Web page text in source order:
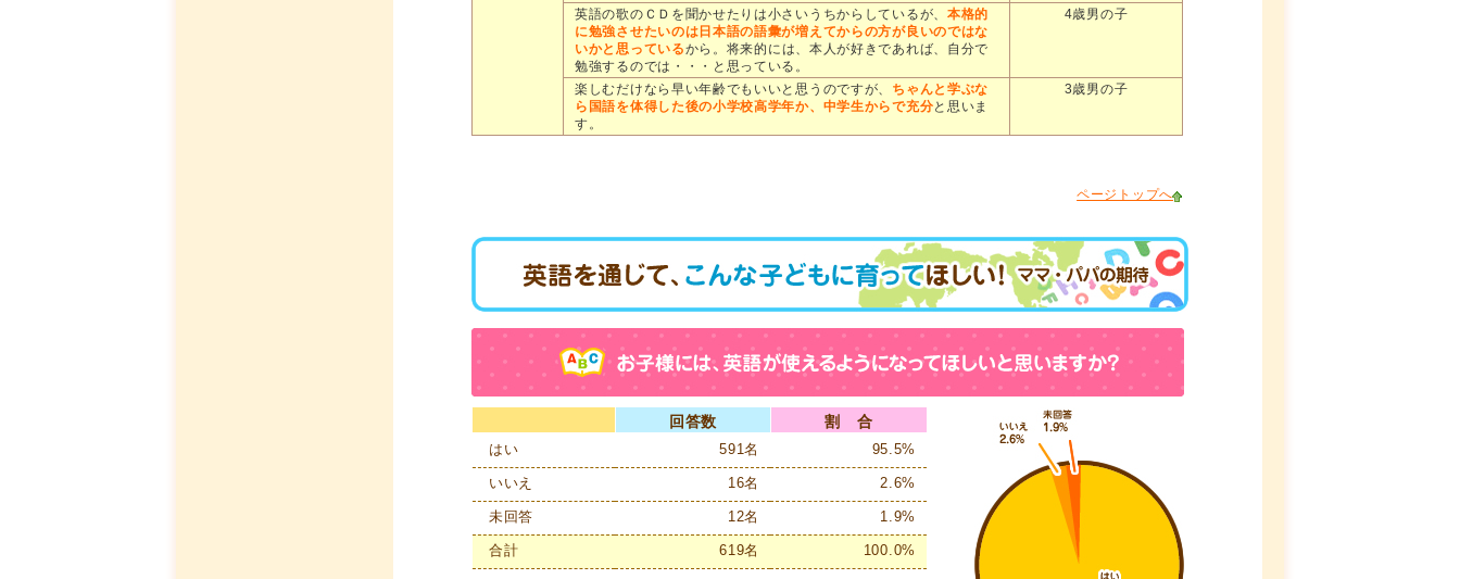
英語の歌のＣＤを聞かせたりは小さいうちからしているが、 本格的
に勉強させたいのは日本語の語彙が増えてからの方が良いのではな
いかと思っているから。将来的には、本人が好きであれば、自分で
勉強するのでは・・・と思っている。
4歳男の子
楽しむだけなら早い年齢でもいいと思うのですが、 ちゃんと学ぶな
ら国語を体得した後の小学校高学年か、中学生からで充分と思いま
す。
3歳男の子
ページトップへ
回答数 割 合
はい 591名 95.5%
いいえ 16名 2.6%
未回答 12名 1.9%
合計 619名 100.0%